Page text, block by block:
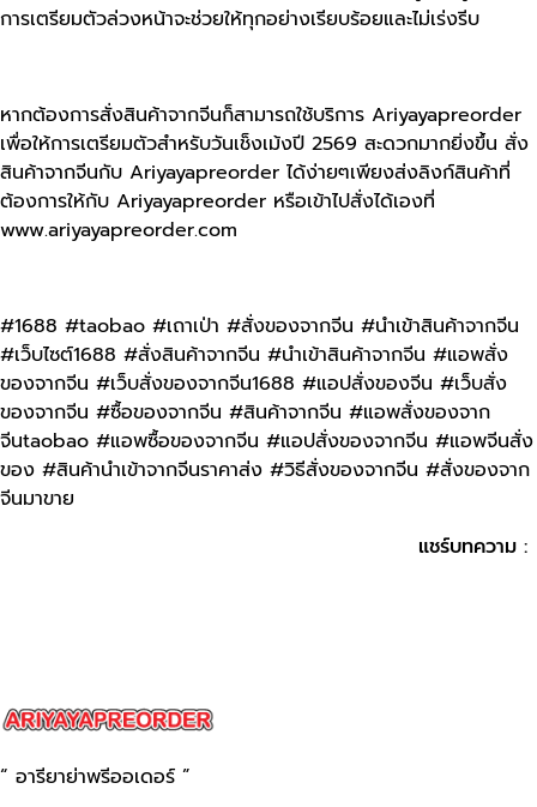
การเตรียมตัวล่วงหน้าจะช่วยให้ทุกอย่างเรียบร้อยและไม่เร่งรีบ
หากต้องการสั่งสินค้าจากจีนก็สามารถใช้บริการ Ariyayapreorder
เพื่อให้การเตรียมตัวสำหรับวันเช็งเม้งปี 2569 สะดวกมากยิ่งขึ้น สั่ง
สินค้าจากจีนกับ Ariyayapreorder ได้ง่ายๆเพียงส่งลิงก์สินค้าที่
ต้องการให้กับ Ariyayapreorder หรือเข้าไปสั่งได้เองที่
www.ariyayapreorder.com
#1688 #taobao #เถาเป่า #สั่งของจากจีน #นําเข้าสินค้าจากจีน
#เว็บไซต์1688 #สั่งสินค้าจากจีน #นำเข้าสินค้าจากจีน #แอพสั่ง
ของจากจีน #เว็บสั่งของจากจีน1688 #แอปสั่งของจีน #เว็บสั่ง
ของจากจีน #ซื้อของจากจีน #สินค้าจากจีน #แอพสั่งของจาก
จีนtaobao #แอพซื้อของจากจีน #แอปสั่งของจากจีน #แอพจีนสั่ง
ของ #สินค้านําเข้าจากจีนราคาส่ง #วิธีสั่งของจากจีน #สั่งของจาก
จีนมาขาย
แชร์บทความ :
“ อารียาย่าพรีออเดอร์ ”